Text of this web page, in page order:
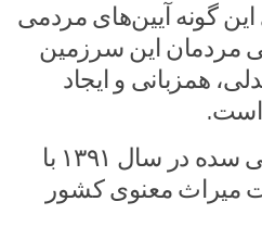
این گونه آیین‌های مردمی
مردمان این سرزمین
همزبانی و ایجاد
است.
وی گفت: جشن تاریخی سده در سال ۱۳۹۱ با
فهرست میراث معنوی کشور